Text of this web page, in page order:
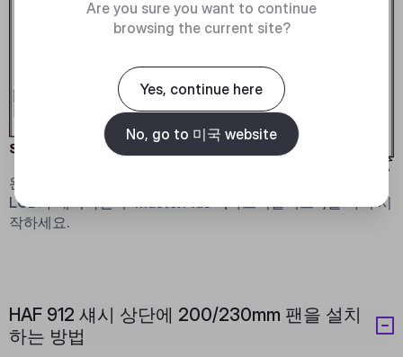
완료!! LCD가 자동으로 재시작됩니다.
LCD가 재시작된 후
마스터플러스+)를 다시 시
작하세요.
HAF 912 섀시 상단에 200/230mm 팬을 설치
하는 방법
Are you sure you want to continue
browsing the current site?
Yes, continue here
No, go to 미국 website